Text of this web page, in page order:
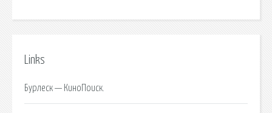
Links
Бурлеск — КиноПоиск.